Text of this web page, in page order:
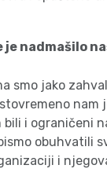
je nadmašilo
smo jako
nam
bili i ograničeni
obuhvatili
i